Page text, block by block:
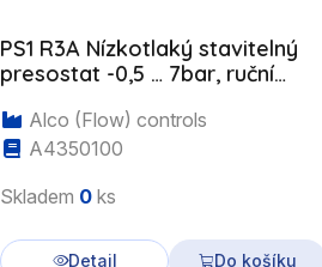
PS1 R3A Nízkotlaký stavitelný
presostat -0,5 … 7bar, ruční
Alco (Flow) controls
A4350100
Skladem 0 ks
Detail Do košíku